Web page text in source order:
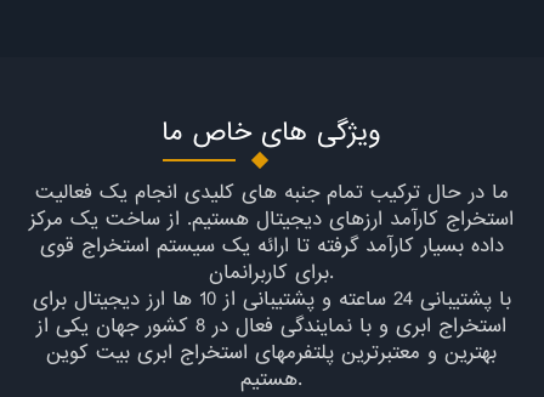
ویژگی های خاص ما
ما در حال ترکیب تمام جنبه های کلیدی انجام یک فعالیت
استخراج کارآمد ارزهای دیجیتال هستیم. از ساخت یک مرکز
داده بسیار کارآمد گرفته تا ارائه یک سیستم استخراج قوی
برای کاربرانمان.
با پشتیبانی 24 ساعته و پشتیبانی از 10 ها ارز دیجیتال برای
استخراج ابری و با نمایندگی فعال در 8 کشور جهان یکی از
بهترین و معتبرترین پلتفرمهای استخراج ابری بیت کوین
هستیم.